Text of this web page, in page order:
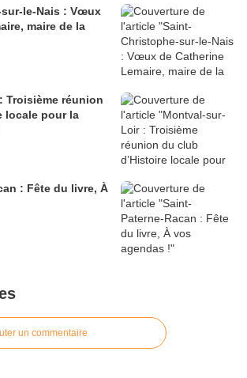
le-Nais : Vœux
maire de la
Troisième réunion
locale pour la
: Fête du livre, À
un commentaire